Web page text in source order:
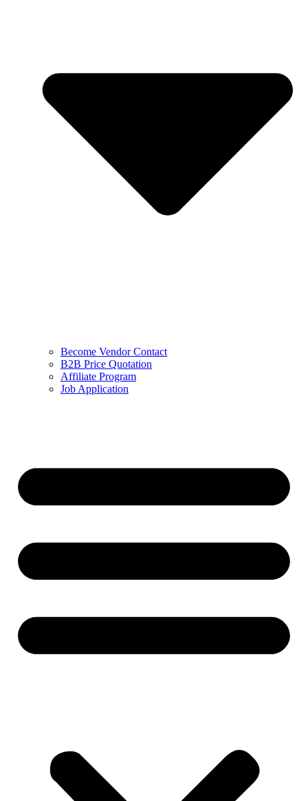
Become Vendor Contact
B2B Price Quotation
Affiliate Program
Job Application